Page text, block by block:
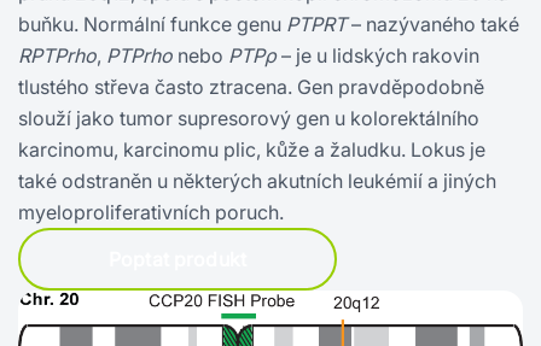
buňku. Normální funkce genu PTPRT– nazývaného také
RPTPrho, PTPrho nebo PTPρ– je u lidských rakovin
tlustého střeva často ztracena. Gen pravděpodobně
slouží jako tumor supresorový gen u kolorektálního
karcinomu, karcinomu plic, kůže a žaludku. Lokus je
také odstraněn u některých akutních leukémií a jiných
myeloproliferativních poruch.